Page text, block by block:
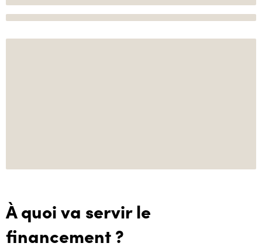
À quoi va servir le
financement ?